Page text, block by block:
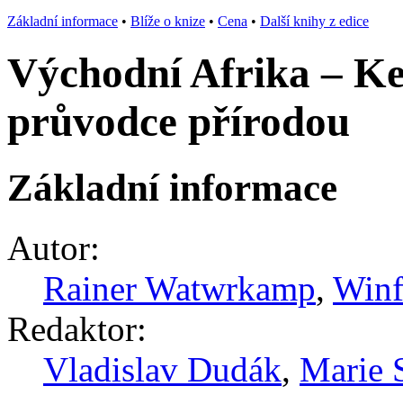
Základní informace • Blíže o knize • Cena • Další knihy z edice
Východní Afrika –
průvodce přírodou
Základní informace
Autor:
Rainer Watwrkamp,
Redaktor:
Vladislav Dudák, Marie